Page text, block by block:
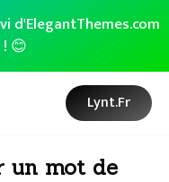
d'ElegantThemes.com
! 😊
Lynt.fr
un mot de